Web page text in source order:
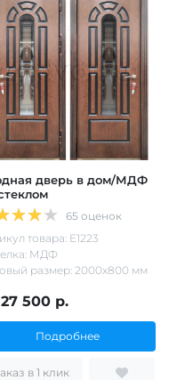
дверь в дом/МДФ
65 оценок
товара: Е1223
МДФ
размер: 2000х800 мм
500 р.
Подробнее
Заказ в 1 клик